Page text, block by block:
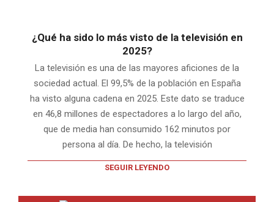
¿Qué ha sido lo más visto de la televisión en
2025?
La televisión es una de las mayores aficiones de la
sociedad actual. El 99,5% de la población en España
ha visto alguna cadena en 2025. Este dato se traduce
en 46,8 millones de espectadores a lo largo del año,
que de media han consumido 162 minutos por
persona al día. De hecho, la televisión
SEGUIR LEYENDO